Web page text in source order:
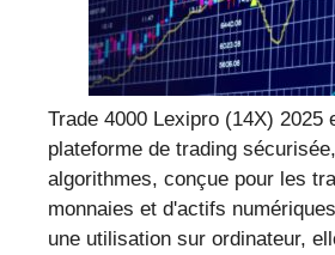
Trade 4000 Lexipro (14X) 2025
plateforme de trading
algorithmes, conçue pour les
monnaies et d'actifs
une utilisation sur ordinateur,